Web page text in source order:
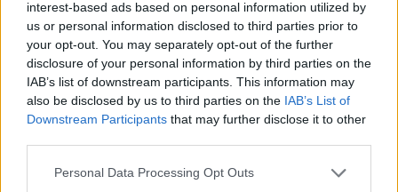
interest-based ads based on personal information utilized by
us or personal information disclosed to third parties prior to
your opt-out. You may separately opt-out of the further
disclosure of your personal information by third parties on the
IAB’s list of downstream participants. This information may
also be disclosed by us to third parties on the IAB’s List of
Downstream Participants that may further disclose it to other
Personal Data Processing Opt Outs
κτίριο της Περιφέρειας Βορείου
Αιγαίου στη Μυτιλήνη
ΑΓΟΡΑ
Η ΑΝΤΑΡΣΥΑ Λέσβου κατά της
Λευκής Νύχτας στη Μυτιλήνη
Κάνει λόγο για επιβάρυνση των
εμποροϋπαλλήλων και ζητά
αυξήσεις μισθών και μείωση του